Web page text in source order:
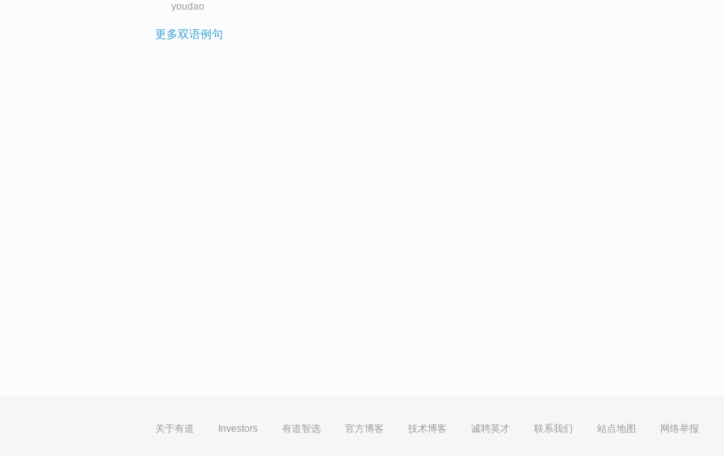
youdao
更多双语例句
关于有道 Investors 有道智选 官方博客 技术博客 诚聘英才 联系我们 站点地图 网络举报